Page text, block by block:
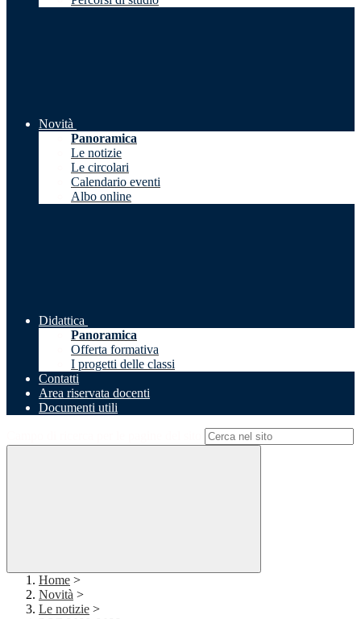
Novità
Panoramica
Le notizie
Le circolari
Calendario eventi
Albo online
Didattica
Panoramica
Offerta formativa
I progetti delle classi
Contatti
Area riservata docenti
Documenti utili
Home >
Novità >
Le notizie >